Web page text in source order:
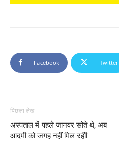
Facebook Twitter
पिछला लेख
अस्पताल में पहले जानवर सोते थे, अब
आदमी को जगह नहीं मिल रहीी